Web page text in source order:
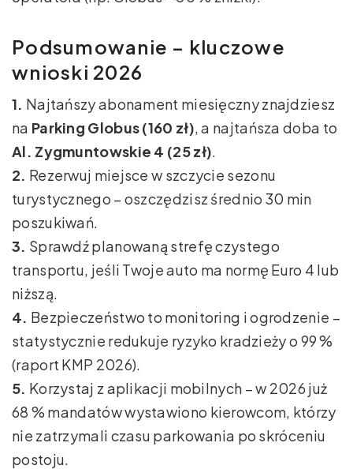
Podsumowanie – kluczowe
wnioski 2026
1. Najtańszy abonament miesięczny znajdziesz
na Parking Globus (160 zł), a najtańsza doba to
Al. Zygmuntowskie 4 (25 zł).
2. Rezerwuj miejsce w szczycie sezonu
turystycznego – oszczędzisz średnio 30 min
poszukiwań.
3. Sprawdź planowaną strefę czystego
transportu, jeśli Twoje auto ma normę Euro 4 lub
niższą.
4. Bezpieczeństwo to monitoring i ogrodzenie –
statystycznie redukuje ryzyko kradzieży o 99 %
(raport KMP 2026).
5. Korzystaj z aplikacji mobilnych – w 2026 już
68 % mandatów wystawiono kierowcom, którzy
nie zatrzymali czasu parkowania po skróceniu
postoju.